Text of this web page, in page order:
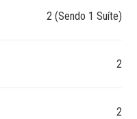
2 (Sendo 1 Suíte)
2
2